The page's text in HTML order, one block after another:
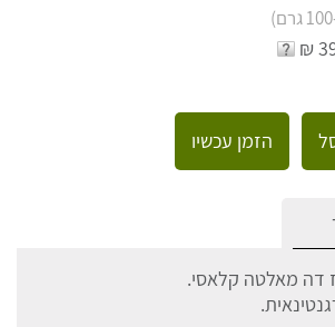
הזמן עכשיו
דה מאלטה קלאסי.